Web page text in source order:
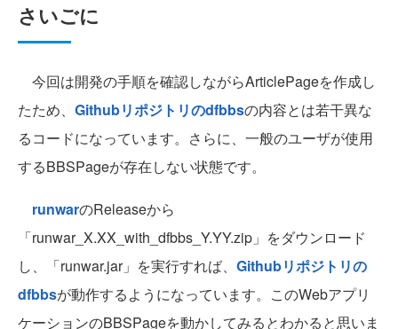
さいごに
今回は開発の手順を確認しながらArticlePageを作成し
たため、 Githubリポジトリのdfbbsの内容とは若干異な
るコードになっています。さらに、一般のユーザが使用
するBBSPageが存在しない状態です。
runwarのReleaseから
「runwar_X.XX_with_dfbbs_Y.YY.zip」をダウンロード
し、「runwar.jar」を実行すれば、 Githubリポジトリの
dfbbsが動作するようになっています。このWebアプリ
ケーションのBBSPageを動かしてみるとわかると思いま